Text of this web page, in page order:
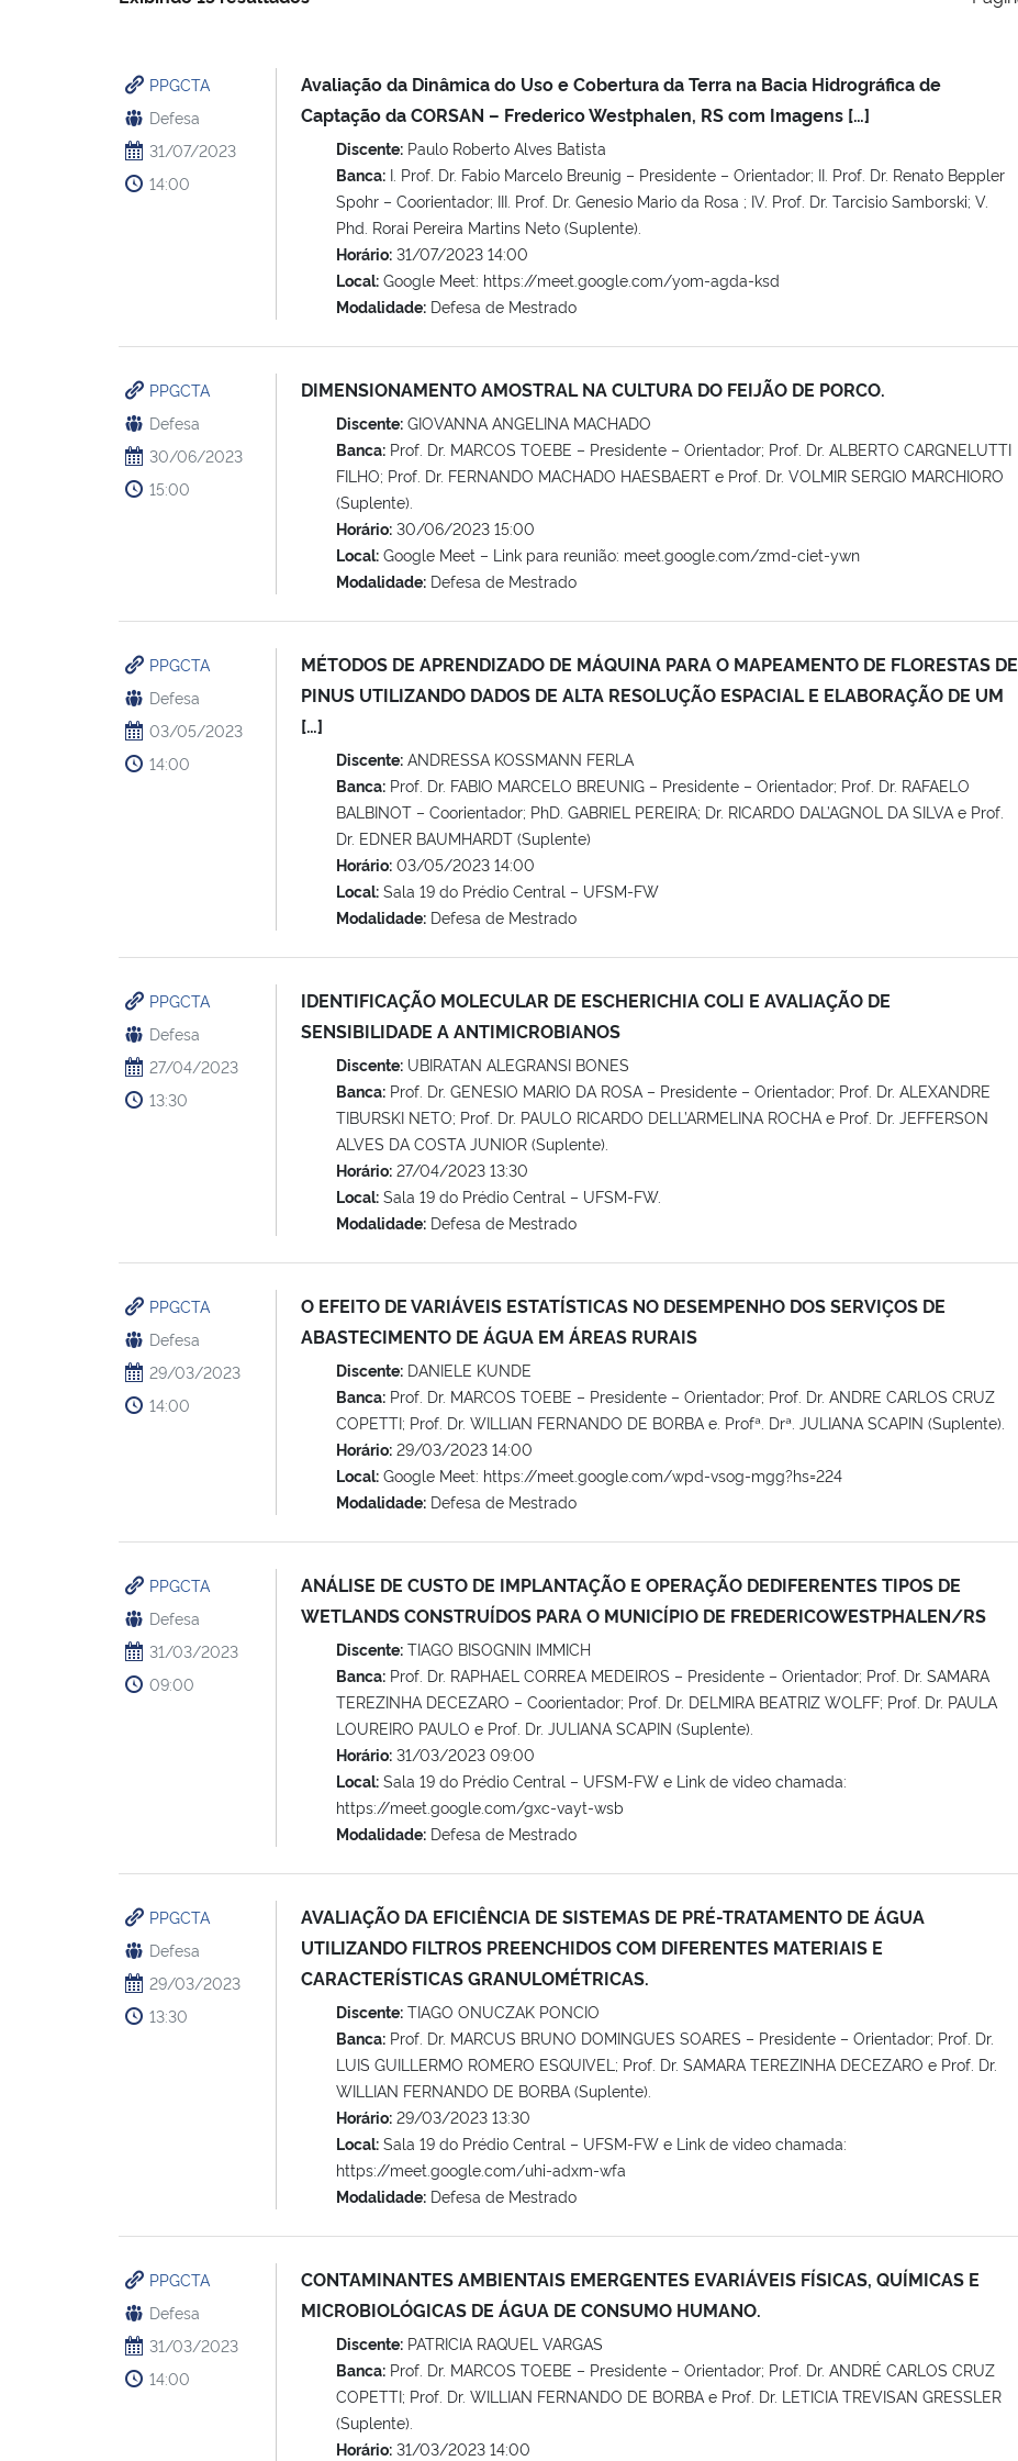
PPGCTA
Defesa
31/07/2023
14:00
Avaliação da Dinâmica do Uso e Cobertura da Terra na Bacia Hidrográfica de
Captação da CORSAN – Frederico Westphalen, RS com Imagens […]
Discente:Paulo Roberto Alves Batista
Banca:I. Prof. Dr. Fabio Marcelo Breunig – Presidente – Orientador; II. Prof. Dr. Renato Beppler
Spohr – Coorientador; III. Prof. Dr. Genesio Mario da Rosa ; IV. Prof. Dr. Tarcisio Samborski; V.
Phd. Rorai Pereira Martins Neto (Suplente).
Horário:31/07/2023 14:00
Local:Google Meet: https://meet.google.com/yom-agda-ksd
Modalidade:Defesa de Mestrado
PPGCTA
Defesa
30/06/2023
15:00
DIMENSIONAMENTO AMOSTRAL NA CULTURA DO FEIJÃO DE PORCO.
Discente:GIOVANNA ANGELINA MACHADO
Banca:Prof. Dr. MARCOS TOEBE – Presidente – Orientador; Prof. Dr. ALBERTO CARGNELUTTI
FILHO; Prof. Dr. FERNANDO MACHADO HAESBAERT e Prof. Dr. VOLMIR SERGIO MARCHIORO
(Suplente).
Horário:30/06/2023 15:00
Local:Google Meet – Link para reunião: meet.google.com/zmd-ciet-ywn
Modalidade:Defesa de Mestrado
PPGCTA
Defesa
03/05/2023
14:00
MÉTODOS DE APRENDIZADO DE MÁQUINA PARA O MAPEAMENTO DE FLORESTAS DE
PINUS UTILIZANDO DADOS DE ALTA RESOLUÇÃO ESPACIAL E ELABORAÇÃO DE UM
[…]
Discente:ANDRESSA KOSSMANN FERLA
Banca:Prof. Dr. FABIO MARCELO BREUNIG – Presidente – Orientador; Prof. Dr. RAFAELO
BALBINOT – Coorientador; PhD. GABRIEL PEREIRA; Dr. RICARDO DAL’AGNOL DA SILVA e Prof.
Dr. EDNER BAUMHARDT (Suplente)
Horário:03/05/2023 14:00
Local:Sala 19 do Prédio Central – UFSM-FW
Modalidade:Defesa de Mestrado
PPGCTA
Defesa
27/04/2023
13:30
IDENTIFICAÇÃO MOLECULAR DE ESCHERICHIA COLI E AVALIAÇÃO DE
SENSIBILIDADE A ANTIMICROBIANOS
Discente:UBIRATAN ALEGRANSI BONES
Banca:Prof. Dr. GENESIO MARIO DA ROSA – Presidente – Orientador; Prof. Dr. ALEXANDRE
TIBURSKI NETO; Prof. Dr. PAULO RICARDO DELL’ARMELINA ROCHA e Prof. Dr. JEFFERSON
ALVES DA COSTA JUNIOR (Suplente).
Horário:27/04/2023 13:30
Local:Sala 19 do Prédio Central – UFSM-FW.
Modalidade:Defesa de Mestrado
PPGCTA
Defesa
29/03/2023
14:00
O EFEITO DE VARIÁVEIS ESTATÍSTICAS NO DESEMPENHO DOS SERVIÇOS DE
ABASTECIMENTO DE ÁGUA EM ÁREAS RURAIS
Discente:DANIELE KUNDE
Banca:Prof. Dr. MARCOS TOEBE – Presidente – Orientador; Prof. Dr. ANDRE CARLOS CRUZ
COPETTI; Prof. Dr. WILLIAN FERNANDO DE BORBA e. Profª. Drª. JULIANA SCAPIN (Suplente).
Horário:29/03/2023 14:00
Local:Google Meet: https://meet.google.com/wpd-vsog-mgg?hs=224
Modalidade:Defesa de Mestrado
PPGCTA
Defesa
31/03/2023
09:00
ANÁLISE DE CUSTO DE IMPLANTAÇÃO E OPERAÇÃO DEDIFERENTES TIPOS DE
WETLANDS CONSTRUÍDOS PARA O MUNICÍPIO DE FREDERICOWESTPHALEN/RS
Discente:TIAGO BISOGNIN IMMICH
Banca:Prof. Dr. RAPHAEL CORREA MEDEIROS – Presidente – Orientador; Prof. Dr. SAMARA
TEREZINHA DECEZARO – Coorientador; Prof. Dr. DELMIRA BEATRIZ WOLFF; Prof. Dr. PAULA
LOUREIRO PAULO e Prof. Dr. JULIANA SCAPIN (Suplente).
Horário:31/03/2023 09:00
Local:Sala 19 do Prédio Central – UFSM-FW e Link de video chamada:
https://meet.google.com/gxc-vayt-wsb
Modalidade:Defesa de Mestrado
PPGCTA
Defesa
29/03/2023
13:30
AVALIAÇÃO DA EFICIÊNCIA DE SISTEMAS DE PRÉ-TRATAMENTO DE ÁGUA
UTILIZANDO FILTROS PREENCHIDOS COM DIFERENTES MATERIAIS E
CARACTERÍSTICAS GRANULOMÉTRICAS.
Discente:TIAGO ONUCZAK PONCIO
Banca:Prof. Dr. MARCUS BRUNO DOMINGUES SOARES – Presidente – Orientador; Prof. Dr.
LUIS GUILLERMO ROMERO ESQUIVEL; Prof. Dr. SAMARA TEREZINHA DECEZARO e Prof. Dr.
WILLIAN FERNANDO DE BORBA (Suplente).
Horário:29/03/2023 13:30
Local:Sala 19 do Prédio Central – UFSM-FW e Link de video chamada:
https://meet.google.com/uhi-adxm-wfa
Modalidade:Defesa de Mestrado
PPGCTA
Defesa
31/03/2023
14:00
CONTAMINANTES AMBIENTAIS EMERGENTES EVARIÁVEIS FÍSICAS, QUÍMICAS E
MICROBIOLÓGICAS DE ÁGUA DE CONSUMO HUMANO.
Discente:PATRICIA RAQUEL VARGAS
Banca:Prof. Dr. MARCOS TOEBE – Presidente – Orientador; Prof. Dr. ANDRÉ CARLOS CRUZ
COPETTI; Prof. Dr. WILLIAN FERNANDO DE BORBA e Prof. Dr. LETICIA TREVISAN GRESSLER
(Suplente).
Horário:31/03/2023 14:00